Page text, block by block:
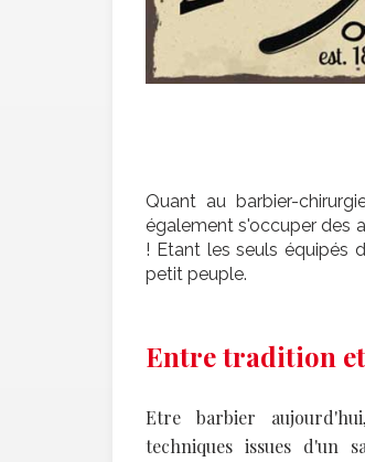
Quant au barbier-
également s'occuper des
! Etant les seuls équipés
petit peuple.
Entre tradition
Etre barbier
techniques issues d'un